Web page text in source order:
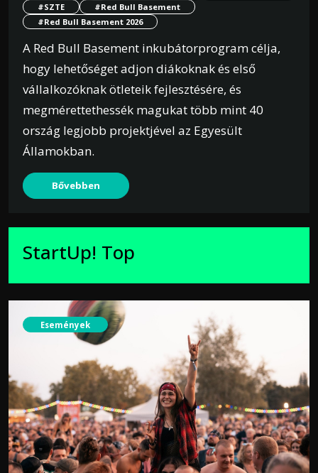
#SZTE
#Red Bull Basement
#Red Bull Basement 2026
A Red Bull Basement inkubátorprogram célja,
hogy lehetőséget adjon diákoknak és első
vállalkozóknak ötleteik fejlesztésére, és
megmérettethessék magukat több mint 40
ország legjobb projektjével az Egyesült
Államokban.
Bővebben
StartUp! Top
Események